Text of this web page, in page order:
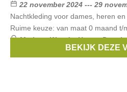
22 november 2024 --- 29
Nachtkleding voor dames, heren
Ruime keuze: van maat 0 maand t/
Merken:Woody,Happy People
Verdissima, ...
BEKIJK DEZE